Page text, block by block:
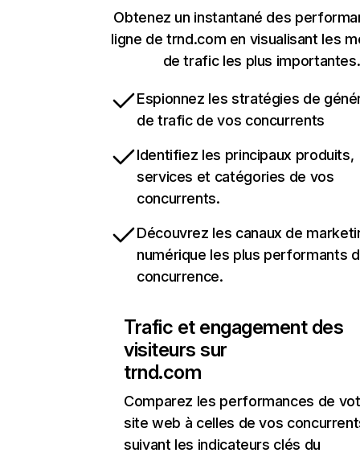
Obtenez un instantané des
ligne de trnd.com en visualisant les
de trafic les plus importantes.
Espionnez les stratégies de
de trafic de vos concurrents
Identifiez les principaux produits,
services et catégories de vos
concurrents.
Découvrez les canaux de
numérique les plus performants
concurrence.
Trafic et engagement des
visiteurs sur
trnd.com
Comparez les performances de
site web à celles de vos
suivant les indicateurs clés du